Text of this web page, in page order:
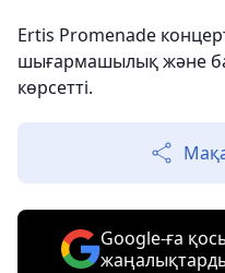
Ertis Promenade
шығармашылық және
көрсетті.
Google-ға